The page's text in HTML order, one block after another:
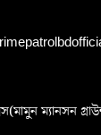
ম্যানসন